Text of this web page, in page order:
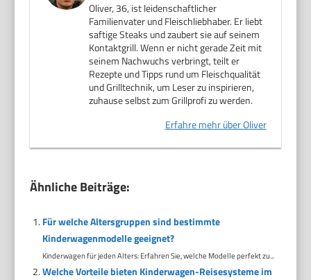
Oliver, 36, ist leidenschaftlicher
Familienvater und Fleischliebhaber. Er liebt
saftige Steaks und zaubert sie auf seinem
Kontaktgrill. Wenn er nicht gerade Zeit mit
seinem Nachwuchs verbringt, teilt er
Rezepte und Tipps rund um Fleischqualität
und Grilltechnik, um Leser zu inspirieren,
zuhause selbst zum Grillprofi zu werden.
Erfahre mehr über Oliver
Ähnliche Beiträge:
Für welche Altersgruppen sind bestimmte
Kinderwagenmodelle geeignet?
Kinderwagen für jeden Alters: Erfahren Sie, welche Modelle perfekt zu...
Welche Vorteile bieten Kinderwagen-Reisesysteme im